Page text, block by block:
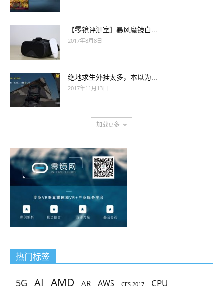
【零镜评测室】暴风魔镜白...
2017年8月8日
绝地求生外挂太多，本以为...
2017年11月13日
加载更多
热门标签
5G AI AMD AR AWS CES 2017 CPU